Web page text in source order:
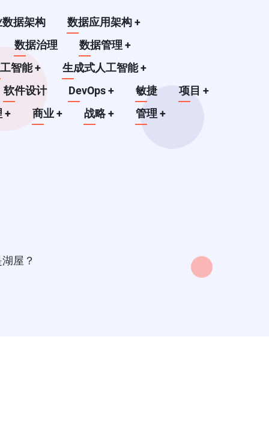
据架构 数据应用架构+
数据治理
数据管理+
智能+ 生成式人工智能+
软件设计
DevOps+ 敏捷 项目+
+ 商业+ 战略+ 管理+
屋？